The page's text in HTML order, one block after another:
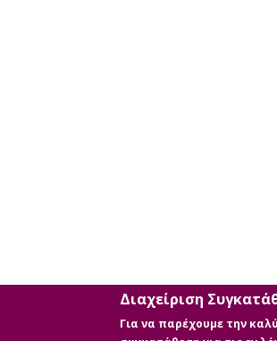
Διαχείριση
Για να παρέχουμε την